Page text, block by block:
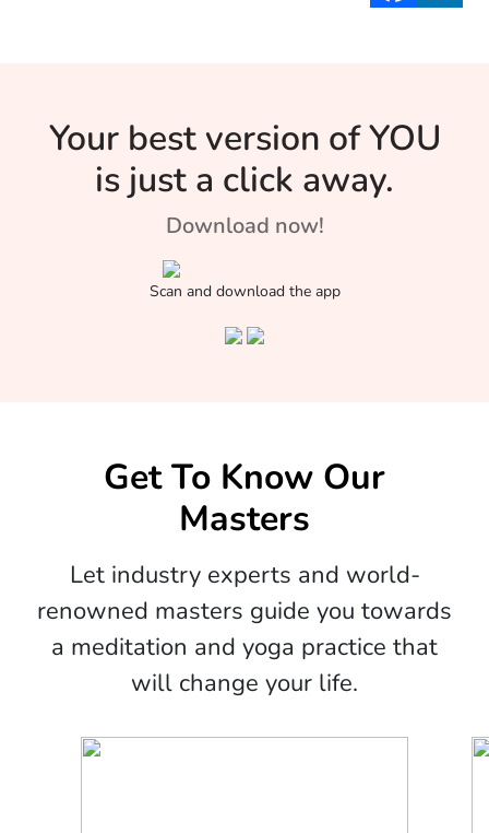
Your best version of YOU
is just a click away.
Download now!
Scan and download the app
Get To Know Our
Masters
Let industry experts and world-
renowned masters guide you towards
a meditation and yoga practice that
will change your life.